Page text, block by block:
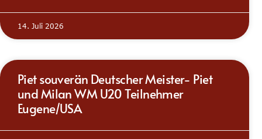
14. Juli 2026
Piet souverän Deutscher Meister- Piet
und Milan WM U20 Teilnehmer
Eugene/USA